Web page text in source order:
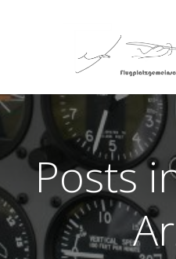
Posts